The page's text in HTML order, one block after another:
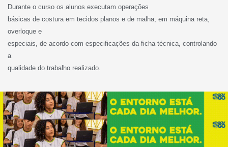
Durante o curso os alunos executam operações
básicas de costura em tecidos planos e de malha, em máquina reta,
overloque e
especiais, de acordo com especificações da ficha técnica, controlando
a
qualidade do trabalho realizado.